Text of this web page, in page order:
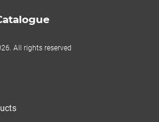
All rights reserved